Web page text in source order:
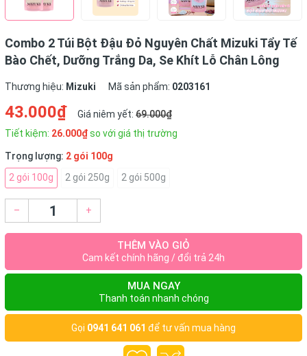
Combo 2 Túi Bột Đậu Đỏ Nguyên Chất Mizuki Tẩy Tế
Bào Chết, Dưỡng Trắng Da, Se Khít Lỗ Chân Lông
Thương hiệu: Mizuki Mã sản phẩm: 0203161
43.000₫ Giá niêm yết: 69.000₫
Tiết kiệm: 26.000₫so với giá thị trường
Trọng lượng: 2 gói 100g
2 gói 100g
2 gói 250g 2 gói 500g
– +
THÊM VÀO GIỎ
Cam kết chính hãng / đổi trả 24h
MUA NGAY
Thanh toán nhanh chóng
Gọi 0941 641 061 để tư vấn mua hàng